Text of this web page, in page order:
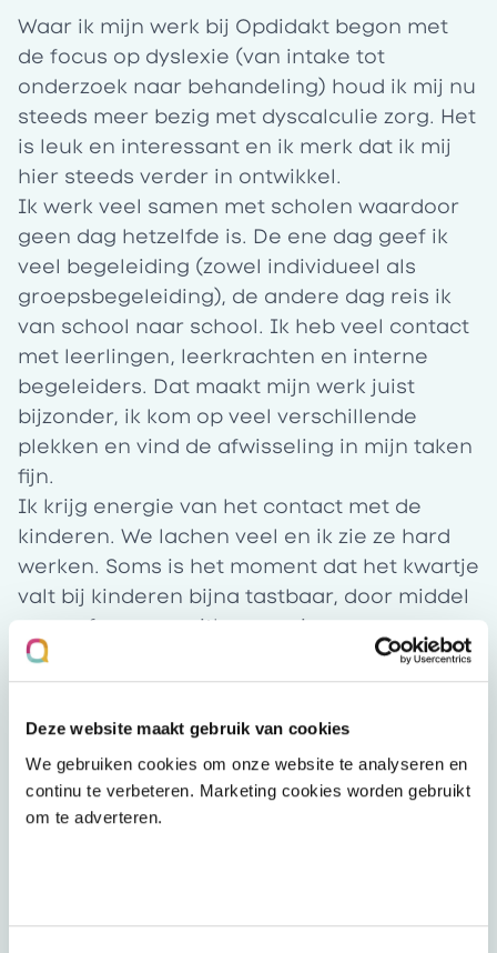
Deze website maakt gebruik van cookies
We gebruiken cookies om onze website te analyseren en
continu te verbeteren. Marketing cookies worden gebruikt
om te adverteren.
Waar ik mijn werk bij Opdidakt begon met
de focus op dyslexie (van intake tot
onderzoek naar behandeling) houd ik mij nu
steeds meer bezig met dyscalculie zorg. Het
is leuk en interessant en ik merk dat ik mij
hier steeds verder in ontwikkel.
Ik werk veel samen met scholen waardoor
geen dag hetzelfde is. De ene dag geef ik
veel begeleiding (zowel individueel als
groepsbegeleiding), de andere dag reis ik
van school naar school. Ik heb veel contact
met leerlingen, leerkrachten en interne
begeleiders. Dat maakt mijn werk juist
bijzonder, ik kom op veel verschillende
plekken en vind de afwisseling in mijn taken
fijn.
Ik krijg energie van het contact met de
kinderen. We lachen veel en ik zie ze hard
werken. Soms is het moment dat het kwartje
valt bij kinderen bijna tastbaar, door middel
van oefenen en uitleggen zien we
vooruitgang. Het is fijn om te merken en
voelen dat je werk zo gewaardeerd wordt.
De bedankjes van ouders en kinderen
zorgen voor de geluk momenten in ons
werk.
Met collega’s hebben we nu twee keer een
Schoolservice hebben we ook regelmatig